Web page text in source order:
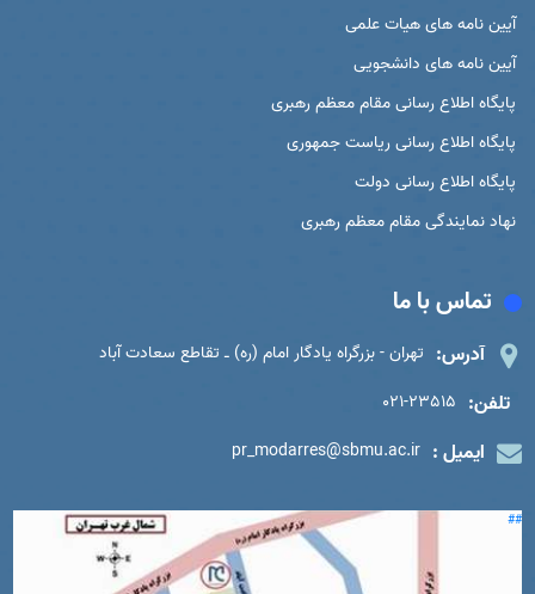
آیین نامه های هیات علمی
آیین نامه های دانشجویی
پایگاه اطلاع رسانی مقام معظم رهبری
پایگاه اطلاع رسانی ریاست جمهوری
پایگاه اطلاع رسانی دولت
نهاد نمایندگی مقام معظم رهبری
تماس با ما
آدرس: تهران - بزرگراه یادگار امام (ره) ـ تقاطع سعادت آباد
تلفن: 021-23515
ایمیل : pr_modarres@sbmu.ac.ir
##